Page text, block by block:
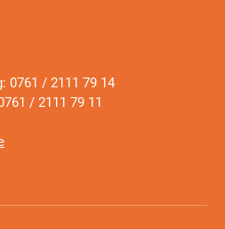
0761 / 2111 79 14
/ 2111 79 11